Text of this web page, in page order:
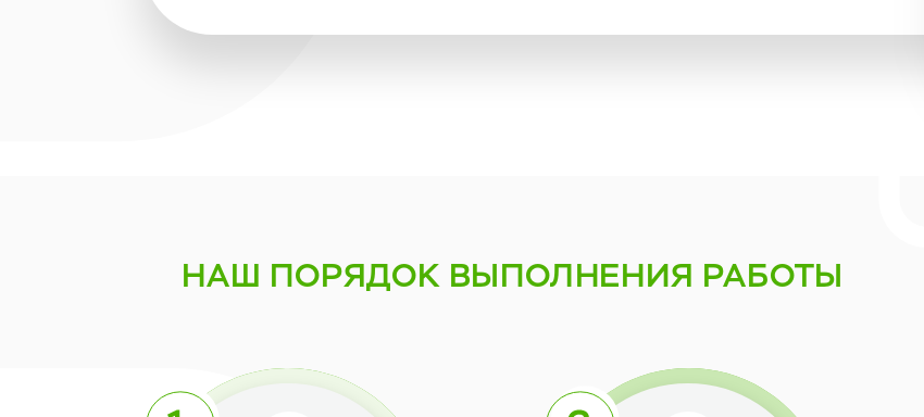
НАШ ПОРЯДОКВЫПОЛНЕНИЯ РАБОТЫ